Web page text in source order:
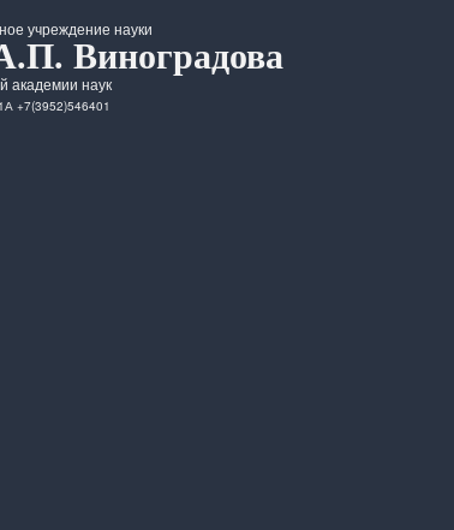
учреждение науки
Виноградова
академии наук
+7(3952)546401